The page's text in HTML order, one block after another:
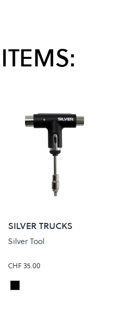
SILVER TRUCKS
Silver Tool
CHF 35.00
Colour
Black